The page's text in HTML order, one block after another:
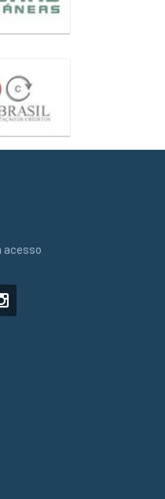
acesso
Instagram